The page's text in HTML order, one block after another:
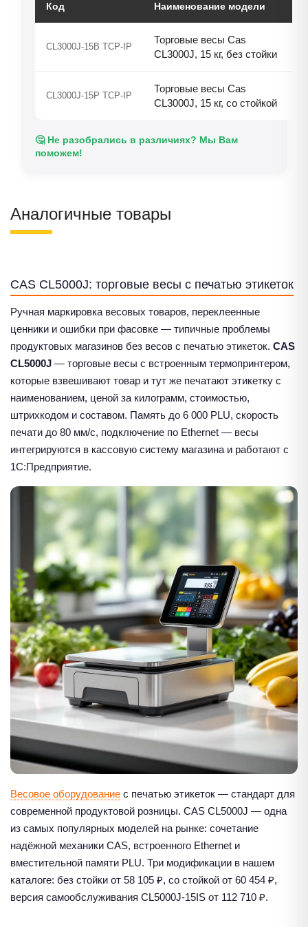
Код Наименование модели
CL3000J-15B TCP-IP
Торговые весы Cas
CL3000J, 15 кг, без стойки
CL3000J-15P TCP-IP
Торговые весы Cas
CL3000J, 15 кг, со стойкой
🤔 Не разобрались в различиях? Мы Вам
поможем!
Аналогичные товары
CAS CL5000J: торговые весы с печатью этикеток
Ручная маркировка весовых товаров, переклеенные
ценники и ошибки при фасовке — типичные проблемы
продуктовых магазинов без весов с печатью этикеток. CAS
CL5000J — торговые весы с встроенным термопринтером,
которые взвешивают товар и тут же печатают этикетку с
наименованием, ценой за килограмм, стоимостью,
штрихкодом и составом. Память до 6 000 PLU, скорость
печати до 80 мм/с, подключение по Ethernet — весы
интегрируются в кассовую систему магазина и работают с
1С:Предприятие.
Весовое оборудование с печатью этикеток — стандарт для
современной продуктовой розницы. CAS CL5000J — одна
из самых популярных моделей на рынке: сочетание
надёжной механики CAS, встроенного Ethernet и
вместительной памяти PLU. Три модификации в нашем
каталоге: без стойки от 58 105 ₽, со стойкой от 60 454 ₽,
версия самообслуживания CL5000J-15IS от 112 710 ₽.